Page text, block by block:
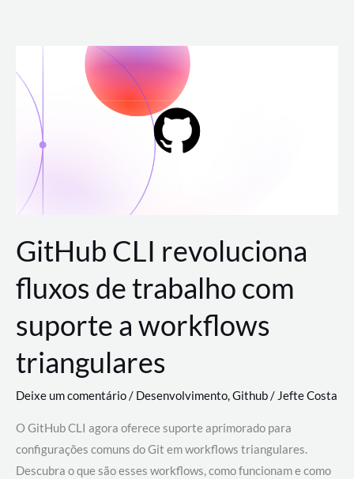
para
conteúdo
GitHub CLI revoluciona
fluxos de trabalho com
suporte a workflows
triangulares
Deixe um comentário/ Desenvolvimento,Github/ Jefte Costa
O GitHub CLI agora oferece suporte aprimorado para
configurações comuns do Git em workflows triangulares.
Descubra o que são esses workflows, como funcionam e como